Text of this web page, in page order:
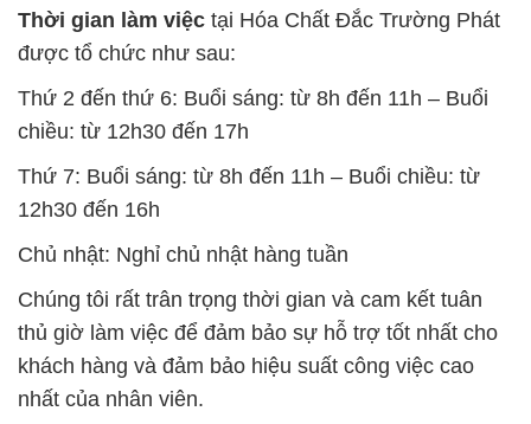
Thứ 7: Buổi sáng: từ 8h đến 11h – Buổi chiều: từ
12h30 đến 16h
Chủ nhật: Nghỉ chủ nhật hàng tuần
thủ giờ làm việc để đảm bảo sự hỗ trợ tốt nhất cho
khách hàng và đảm bảo hiệu suất công việc cao
nhất của nhân viên.
BẢN ĐỒ MAP TẠI CÔNG TY HÓA CHẤT ĐẮC
TRƯỜNG PHÁT
ĐỊA CHỈ: 1229C Quốc lộ 1A, Phường Bình Trị
Đông B, Quận Bình Tân, Sài Gòn TP. Hồ Chí